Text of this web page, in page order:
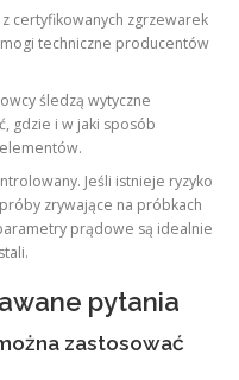
z certyfikowanych zgrzewarek
techniczne producentów
śledzą wytyczne
gdzie i w jaki sposób
Jeśli istnieje ryzyko
zrywające na próbkach
prądowe są idealnie
pytania
zastosować